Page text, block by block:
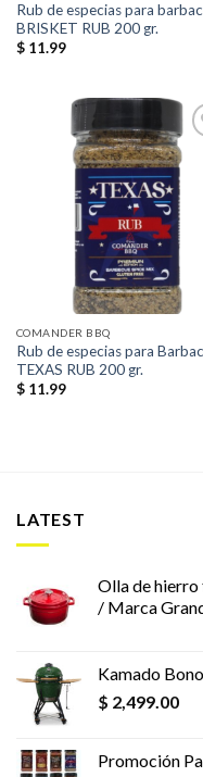
Rub de especias para
BRISKET RUB 200 gr.
$11.99
lista
COMANDER BBQ
Rub de especias para
TEXAS RUB 200 gr.
$11.99
LATEST
Olla de
/ Marca
Kamado
$ 2,499.00
Promoción